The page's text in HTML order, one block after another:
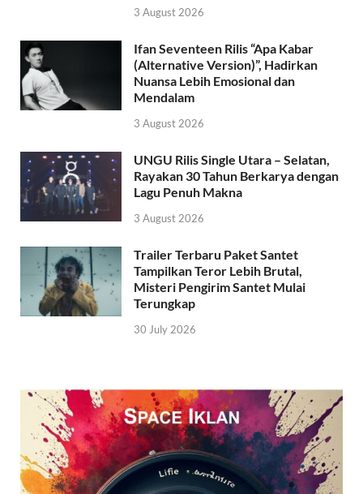
3 August 2026
Ifan Seventeen Rilis “Apa Kabar
(Alternative Version)”, Hadirkan
Nuansa Lebih Emosional dan
Mendalam
3 August 2026
UNGU Rilis Single Utara – Selatan,
Rayakan 30 Tahun Berkarya dengan
Lagu Penuh Makna
3 August 2026
Trailer Terbaru Paket Santet
Tampilkan Teror Lebih Brutal,
Misteri Pengirim Santet Mulai
Terungkap
30 July 2026